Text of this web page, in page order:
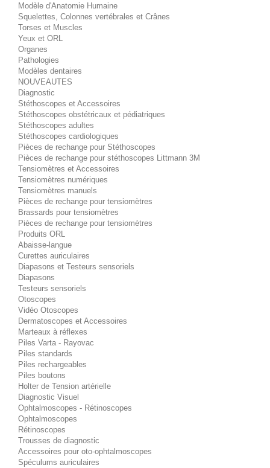
Modèle d'Anatomie Humaine
Squelettes, Colonnes vertébrales et Crânes
Torses et Muscles
Yeux et ORL
Organes
Pathologies
Modèles dentaires
NOUVEAUTES
Diagnostic
Stéthoscopes et Accessoires
Stéthoscopes obstétricaux et pédiatriques
Stéthoscopes adultes
Stéthoscopes cardiologiques
Pièces de rechange pour Stéthoscopes
Pièces de rechange pour stéthoscopes Littmann 3M
Tensiomètres et Accessoires
Tensiomètres numériques
Tensiomètres manuels
Pièces de rechange pour tensiomètres
Brassards pour tensiomètres
Pièces de rechange pour tensiomètres
Produits ORL
Abaisse-langue
Curettes auriculaires
Diapasons et Testeurs sensoriels
Diapasons
Testeurs sensoriels
Otoscopes
Vidéo Otoscopes
Dermatoscopes et Accessoires
Marteaux à réflexes
Piles Varta - Rayovac
Piles standards
Piles rechargeables
Piles boutons
Holter de Tension artérielle
Diagnostic Visuel
Ophtalmoscopes - Rétinoscopes
Ophtalmoscopes
Rétinoscopes
Trousses de diagnostic
Accessoires pour oto-ophtalmoscopes
Spéculums auriculaires